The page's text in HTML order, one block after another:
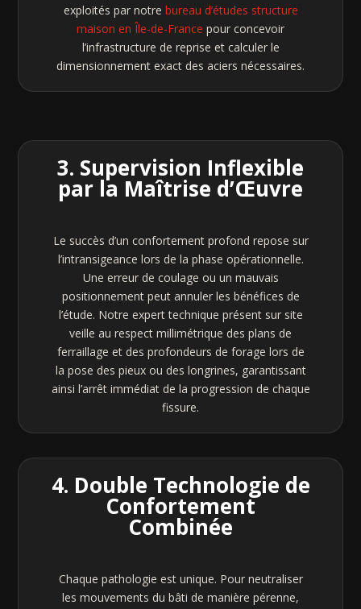
exploités par notre bureau d’études structure
maison en Île-de-France pour concevoir
l’infrastructure de reprise et calculer le
dimensionnement exact des aciers nécessaires.
3. Supervision Inflexible
par la Maîtrise d’Œuvre
Le succès d’un confortement profond repose sur
l’intransigeance lors de la phase opérationnelle.
Une erreur de coulage ou un mauvais
positionnement peut annuler les bénéfices de
l’étude. Notre expert technique présent sur site
veille au respect millimétrique des plans de
ferraillage et des profondeurs de forage lors de
la pose des pieux ou des longrines, garantissant
ainsi l’arrêt immédiat de la progression de chaque
fissure.
4. Double Technologie de
Confortement
Combinée
Chaque pathologie est unique. Pour neutraliser
les mouvements du bâti de manière pérenne,